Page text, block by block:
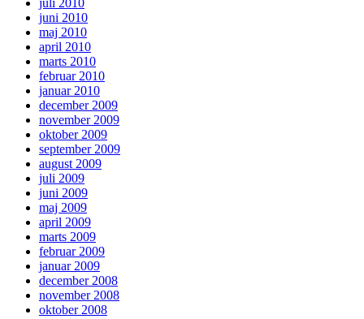
juni 2010
maj 2010
april 2010
marts 2010
februar 2010
januar 2010
december 2009
november 2009
oktober 2009
september 2009
august 2009
juli 2009
juni 2009
maj 2009
april 2009
marts 2009
februar 2009
januar 2009
december 2008
november 2008
oktober 2008